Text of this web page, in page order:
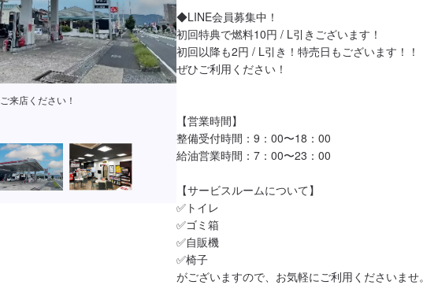
来店ください！
◆LINE会員募集中！
初回特典で燃料10円 / L引きございます！
初回以降も2円 / L引き！特売日もございます！！
ぜひご利用ください！
【営業時間】
整備受付時間：9：00〜18：00
給油営業時間：7：00〜23：00
【サービスルームについて】
✅トイレ
✅ゴミ箱
✅自販機
✅椅子
がございますので、お気軽にご利用くださいませ。